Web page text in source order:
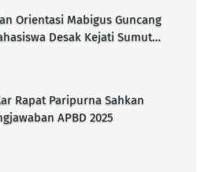
Orientasi Mabigus Guncang
Desak Kejati Sumut
Ancaman Terhadap
Paripurna Sahkan
APBD 2025